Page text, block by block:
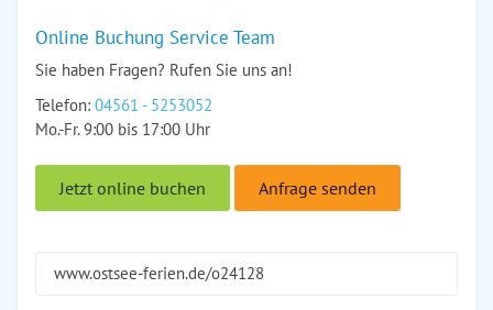
Online Buchung Service Team
Sie haben Fragen? Rufen Sie uns an!
Telefon: 04561 - 5253052
Mo.-Fr. 9:00 bis 17:00 Uhr
Jetzt online buchen Anfrage senden
www.ostsee-ferien.de/o24128